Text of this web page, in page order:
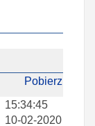
Pobierz
15:34:45
10-02-2020